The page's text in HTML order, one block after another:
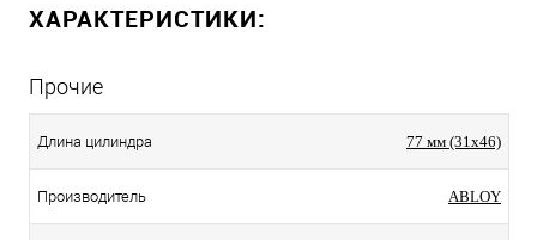
ХАРАКТЕРИСТИКИ:
Прочие
Длина цилиндра 77 мм (31x46)
Производитель ABLOY